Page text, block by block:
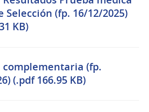
Selección (fp. 16/12/2025)
KB)
complementaria (fp.
(.pdf 166.95 KB)